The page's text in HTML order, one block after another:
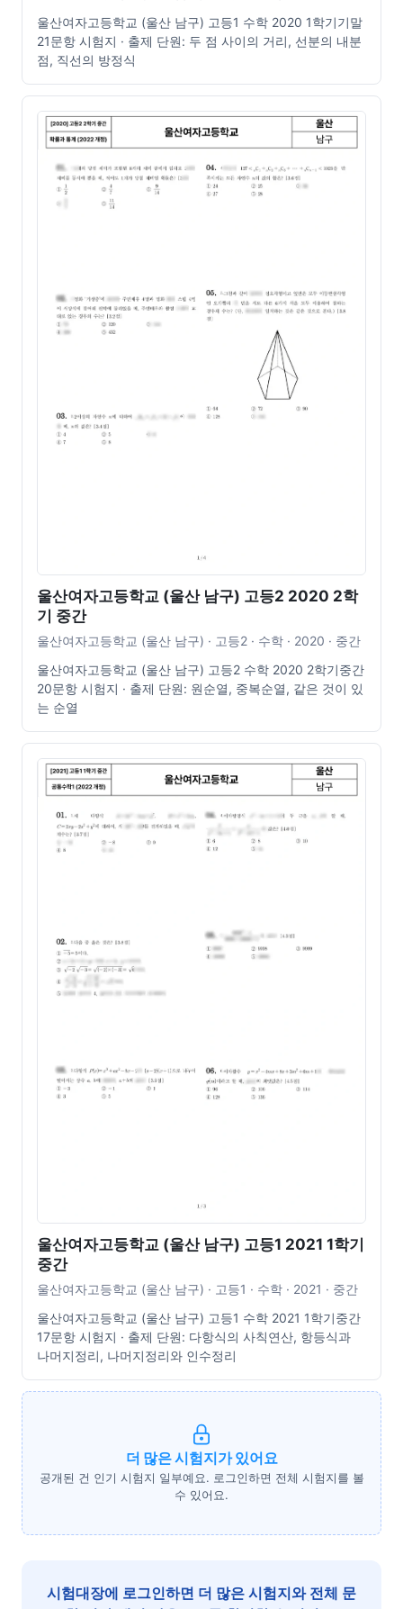
울산여자고등학교 (울산 남구) 고등1 수학 2020 1학기기말
21문항 시험지 · 출제 단원: 두 점 사이의 거리, 선분의 내분
점, 직선의 방정식
울산여자고등학교 (울산 남구) 고등2 2020 2학
기 중간
울산여자고등학교 (울산 남구) · 고등2 · 수학 · 2020 · 중간
울산여자고등학교 (울산 남구) 고등2 수학 2020 2학기중간
20문항 시험지 · 출제 단원: 원순열, 중복순열, 같은 것이 있
는 순열
울산여자고등학교 (울산 남구) 고등1 2021 1학기
중간
울산여자고등학교 (울산 남구) · 고등1 · 수학 · 2021 · 중간
울산여자고등학교 (울산 남구) 고등1 수학 2021 1학기중간
17문항 시험지 · 출제 단원: 다항식의 사칙연산, 항등식과
나머지정리, 나머지정리와 인수정리
더 많은 시험지가 있어요
공개된 건 인기 시험지 일부예요. 로그인하면 전체 시험지를 볼
수 있어요.
시험대장에 로그인하면 더 많은 시험지와 전체 문